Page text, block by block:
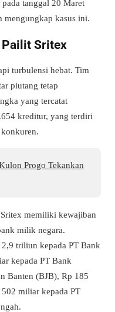
tanggal 20 Maret
mengungkap kasus ini.
Pailit Sritex
turbulensi hebat. Tim
piutang tetap
yang tercatat
kreditur, yang terdiri
Progo Tekankan
memiliki kewajiban
milik negara.
triliun kepada PT Bank
kepada PT Bank
Banten (BJB), Rp 185
miliar kepada PT